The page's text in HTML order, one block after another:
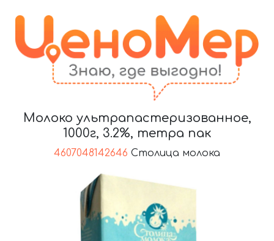
Молоко ультрапастеризованное,
1000г, 3.2%, тетра пак
4607048142646 Столица молока